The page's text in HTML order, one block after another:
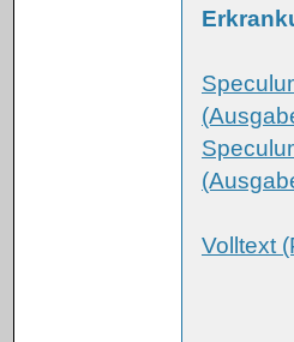
Volltext